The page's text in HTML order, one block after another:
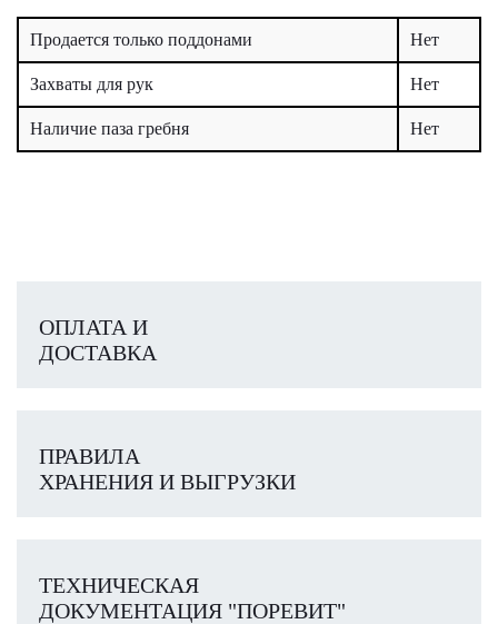
Продается только поддонами Нет
Захваты для рук Нет
Наличие паза гребня Нет
ОПЛАТА И
ДОСТАВКА
ПРАВИЛА
ХРАНЕНИЯ И ВЫГРУЗКИ
ТЕХНИЧЕСКАЯ
ДОКУМЕНТАЦИЯ "ПОРЕВИТ"